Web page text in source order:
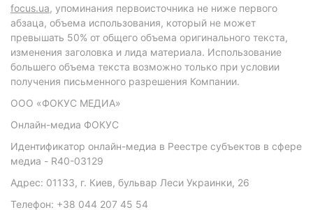
focus.ua, упоминания первоисточника не ниже первого
абзаца, объема использования, который не может
превышать 50% от общего объема оригинального текста,
изменения заголовка и лида материала. Использование
большего объема текста возможно только при условии
получения письменного разрешения Компании.
ООО «ФОКУС МЕДИА»
Онлайн-медиа ФОКУС
Идентификатор онлайн-медиа в Реестре субъектов в сфере
медиа - R40-03129
Адрес: 01133, г. Киев, бульвар Леси Украинки, 26
Телефон: +38 044 207 45 54